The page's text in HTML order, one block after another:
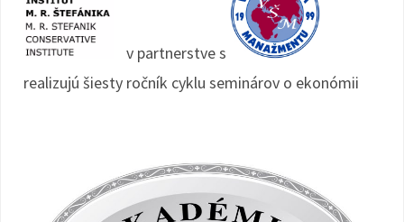
o
k
v partnerstve s
realizujú šiesty ročník cyklu seminárov o ekonómii